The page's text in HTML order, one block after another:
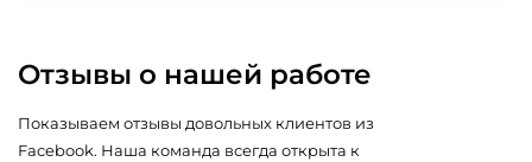
Отзывы о нашей работе
Показываем отзывы довольных клиентов из
Facebook. Наша команда всегда открыта к